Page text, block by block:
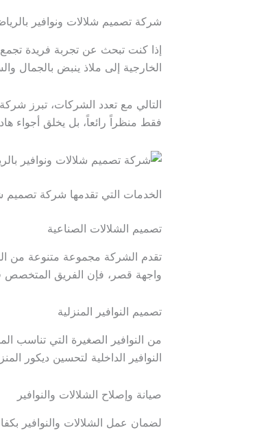
شركة تصميم شلالات ونوافير
إذا كنت تبحث عن تجربة فريدة تجمع
الخارجية إلى ملاذ ينبض بالجمال
التالي مع تعدد الشركات، تبرز
فقط منظراً رائعاً، بل يخلق أجواء
الخدمات التي تقدمها شركة تصميم
تصميم الشلالات الصناعية
تقدم الشركة مجموعة متنوعة من
واجهة قصر، فإن الفريق المتخصص
تصميم النوافير المنزلية
من النوافير الصغيرة التي تناسب
النوافير الداخلية لتحسين ديكور
صيانة وإصلاح الشلالات والنوافير
لضمان عمل الشلالات والنوافير